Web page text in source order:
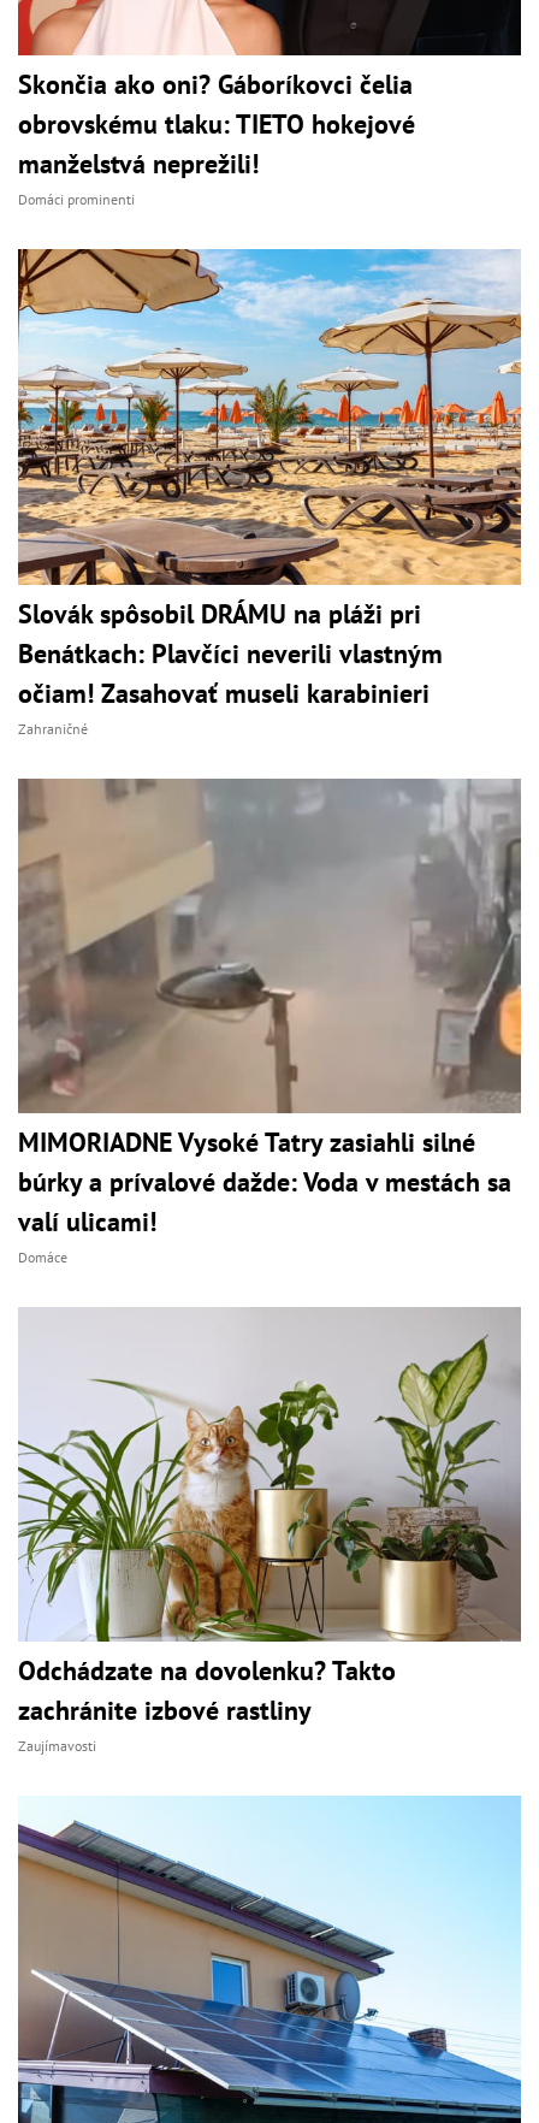
Skončia ako oni? Gáboríkovci čelia
obrovskému tlaku: TIETO hokejové
manželstvá neprežili!
Domáci prominenti
Slovák spôsobil DRÁMU na pláži pri
Benátkach: Plavčíci neverili vlastným
očiam! Zasahovať museli karabinieri
Zahraničné
MIMORIADNE Vysoké Tatry zasiahli silné
búrky a prívalové dažde: Voda v mestách sa
valí ulicami!
Domáce
Odchádzate na dovolenku? Takto
zachránite izbové rastliny
Zaujímavosti